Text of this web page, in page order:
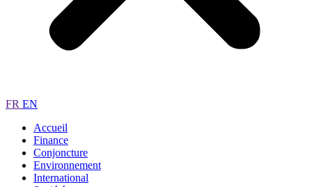
FR EN
Accueil
Finance
Conjoncture
Environnement
International